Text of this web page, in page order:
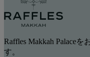
Raffles Makkah Palace
す。